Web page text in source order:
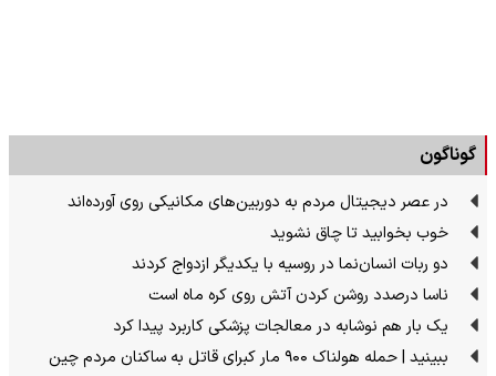
گوناگون
در عصر دیجیتال مردم به دوربین‌های مکانیکی روی آورده‌اند
خوب بخوابید تا چاق نشوید
دو ربات انسان‌نما در روسیه با یکدیگر ازدواج کردند
ناسا درصدد روشن کردن آتش روی کره ماه است
یک بار هم نوشابه در معالجات پزشکی کاربرد پیدا کرد
ببینید | حمله هولناک ۹۰۰ مار کبرای قاتل به ساکنان مردم چین